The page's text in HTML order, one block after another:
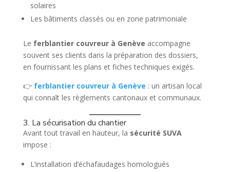
solaires
Les bâtiments classés ou en zone patrimoniale
Le ferblantier couvreur à Genève accompagne
souvent ses clients dans la préparation des dossiers,
en fournissant les plans et fiches techniques exigés.
👉 ferblantier couvreur à Genève : un artisan local
qui connaît les règlements cantonaux et communaux.
3. La sécurisation du chantier
Avant tout travail en hauteur, la sécurité SUVA
impose :
L’installation d’échafaudages homologués